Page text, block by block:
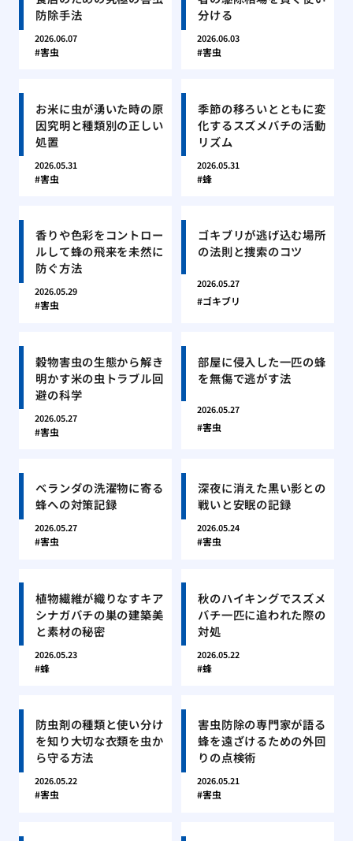
防除手法
2026.06.07
害虫
分ける
2026.06.03
害虫
お米に虫が湧いた時の原
因究明と種類別の正しい
処置
2026.05.31
害虫
季節の移ろいとともに変
化するスズメバチの活動
リズム
2026.05.31
蜂
香りや色彩をコントロー
ルして蜂の飛来を未然に
防ぐ方法
2026.05.29
害虫
ゴキブリが逃げ込む場所
の法則と捜索のコツ
2026.05.27
ゴキブリ
穀物害虫の生態から解き
明かす米の虫トラブル回
避の科学
2026.05.27
害虫
部屋に侵入した一匹の蜂
を無傷で逃がす法
2026.05.27
害虫
ベランダの洗濯物に寄る
蜂への対策記録
2026.05.27
害虫
深夜に消えた黒い影との
戦いと安眠の記録
2026.05.24
害虫
植物繊維が織りなすキア
シナガバチの巣の建築美
と素材の秘密
2026.05.23
蜂
秋のハイキングでスズメ
バチ一匹に追われた際の
対処
2026.05.22
蜂
防虫剤の種類と使い分け
を知り大切な衣類を虫か
ら守る方法
2026.05.22
害虫
害虫防除の専門家が語る
蜂を遠ざけるための外回
りの点検術
2026.05.21
害虫